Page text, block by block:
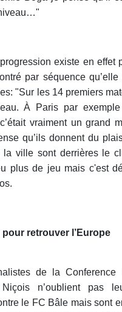
existe en effet
par séquence
"Sur les 14 premiers
À Paris par
vraiment un grand
qu’ils donnent du
la ville sont derrières le
plus de jeu mais c'est
retrouver l’Europe
de la Conference
n’oublient pas
le FC Bâle mais sont